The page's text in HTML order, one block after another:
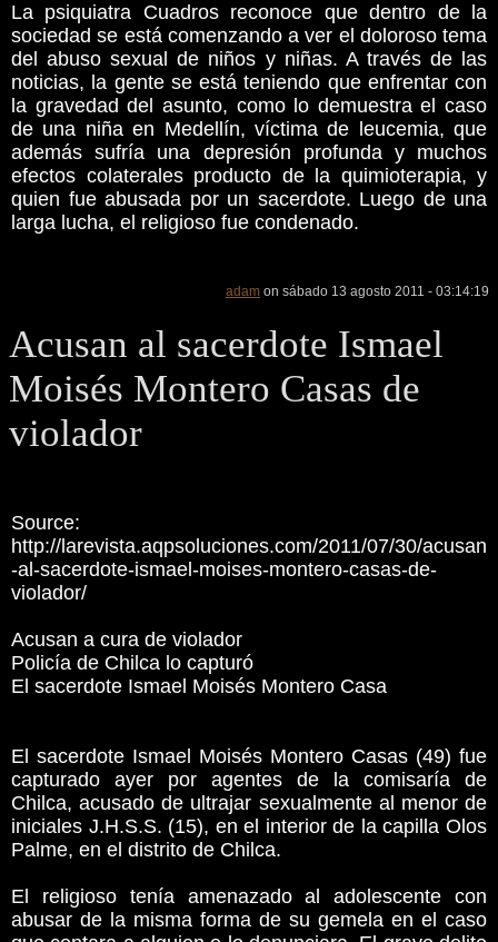
La psiquiatra Cuadros reconoce que dentro de la
sociedad se está comenzando a ver el doloroso tema
del abuso sexual de niños y niñas. A través de las
noticias, la gente se está teniendo que enfrentar con
la gravedad del asunto, como lo demuestra el caso
de una niña en Medellín, víctima de leucemia, que
además sufría una depresión profunda y muchos
efectos colaterales producto de la quimioterapia, y
quien fue abusada por un sacerdote. Luego de una
larga lucha, el religioso fue condenado.
adam on sábado 13 agosto 2011 - 03:14:19
Acusan al sacerdote Ismael
Moisés Montero Casas de
violador
Source:
http://larevista.aqpsoluciones.com/2011/07/30/acusan
-al-sacerdote-ismael-moises-montero-casas-de-
violador/
Acusan a cura de violador
Policía de Chilca lo capturó
El sacerdote Ismael Moisés Montero Casa
El sacerdote Ismael Moisés Montero Casas (49) fue
capturado ayer por agentes de la comisaría de
Chilca, acusado de ultrajar sexualmente al menor de
iniciales J.H.S.S. (15), en el interior de la capilla Olos
Palme, en el distrito de Chilca.
El religioso tenía amenazado al adolescente con
abusar de la misma forma de su gemela en el caso